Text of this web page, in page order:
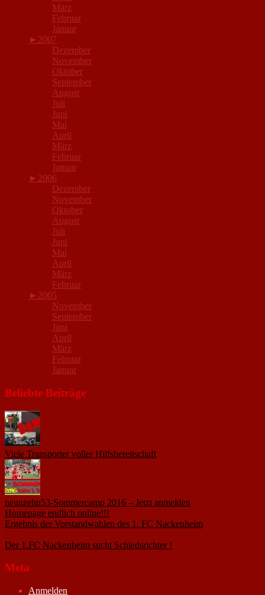
März
Februar
Januar
► 2007
Dezember
November
Oktober
September
August
Juli
Juni
Mai
April
März
Februar
Januar
► 2006
Dezember
November
Oktober
August
Juli
Juni
Mai
April
März
Februar
► 2005
November
September
Juni
April
März
Februar
Januar
Beliebte Beiträge
Viele Transporter voller Hilfsbereitschaft
neunzehn53-Sommercamp 2016 – Jetzt anmelden
Homepage endlich online!!!
Ergebnis der Vorstandwahlen des 1. FC Nackenheim
Der 1.FC Nackenheim sucht Schiedsrichter !
Meta
Anmelden